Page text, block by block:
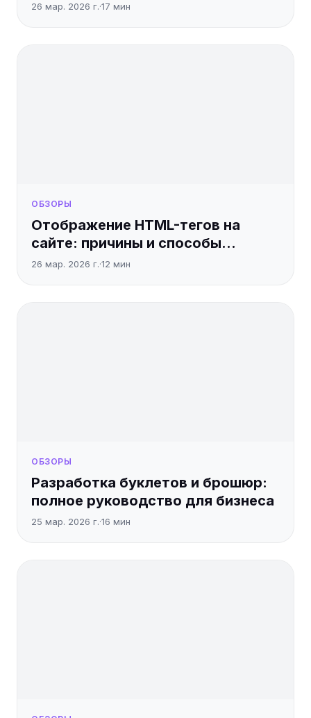
26 мар. 2026 г.·17 мин
ОБЗОРЫ
Отображение HTML-тегов на
сайте: причины и способы
исправить
26 мар. 2026 г.·12 мин
ОБЗОРЫ
Разработка буклетов и брошюр:
полное руководство для бизнеса
25 мар. 2026 г.·16 мин